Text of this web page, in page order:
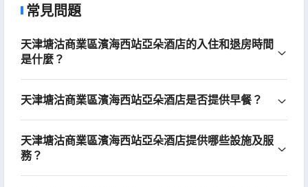
常見問題
天津塘沽商業區濱海西站亞朵酒店的入住和退房時間
是什麼？
天津塘沽商業區濱海西站亞朵酒店是否提供早餐？
天津塘沽商業區濱海西站亞朵酒店提供哪些設施及服
務？